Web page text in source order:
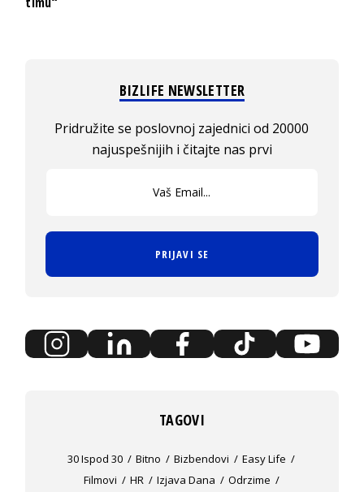
BIZLIFE NEWSLETTER
Pridružite se poslovnoj zajednici od 20000
najuspešnijih i čitajte nas prvi
PRIJAVI SE
TAGOVI
30 Ispod 30 Bitno Bizbendovi
Easy Life
Filmovi
HR Izjava Dana
Odrzime